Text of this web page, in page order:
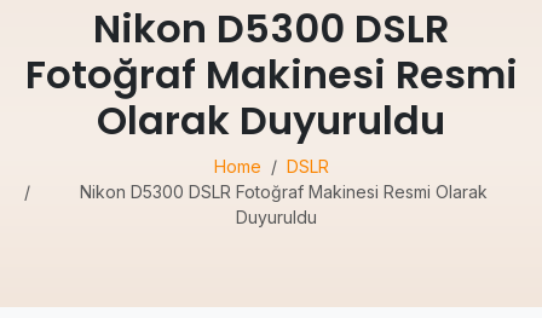
Nikon D5300 DSLR
Fotoğraf Makinesi Resmi
Olarak Duyuruldu
Home
DSLR
Nikon D5300 DSLR Fotoğraf Makinesi Resmi Olarak
Duyuruldu